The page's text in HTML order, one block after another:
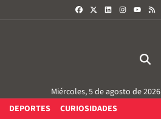
FACEBOOKLINKEDININSTAGRAM
Miércoles, 5 de agosto de 2026
DEPORTES CURIOSIDADES